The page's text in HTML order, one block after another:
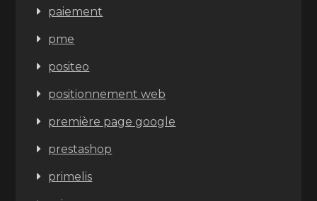
paiement
pme
positeo
positionnement web
première page google
prestashop
primelis